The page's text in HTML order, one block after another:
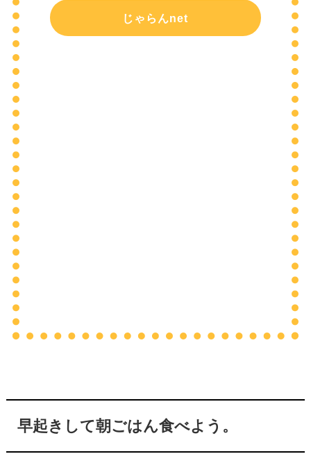
じゃらんnet
早起きして朝ごはん食べよう。